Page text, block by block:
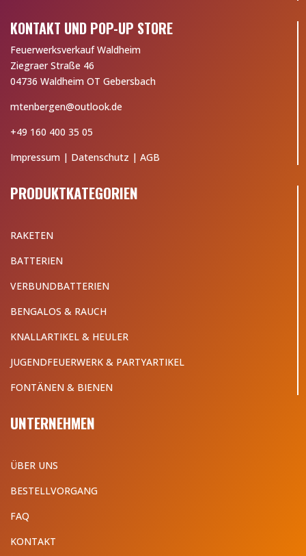
KONTAKT UND POP-UP STORE
Feuerwerksverkauf Waldheim
Ziegraer Straße 46
04736 Waldheim OT Gebersbach
mtenbergen@outlook.de
+49 160 400 35 05
Impressum | Datenschutz |AGB
PRODUKTKATEGORIEN
RAKETEN
BATTERIEN
VERBUNDBATTERIEN
BENGALOS & RAUCH
KNALLARTIKEL & HEULER
JUGENDFEUERWERK & PARTYARTIKEL
FONTÄNEN & BIENEN
UNTERNEHMEN
ÜBER UNS
BESTELLVORGANG
FAQ
KONTAKT